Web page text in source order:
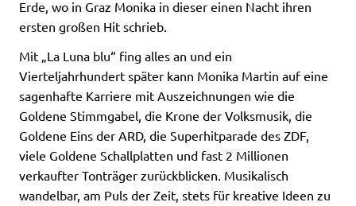
Erde, wo in Graz Monika in dieser einen Nacht ihren
ersten großen Hit schrieb.
Mit „La Luna blu“ fing alles an und ein
Vierteljahrhundert später kann Monika Martin auf eine
sagenhafte Karriere mit Auszeichnungen wie die
Goldene Stimmgabel, die Krone der Volksmusik, die
Goldene Eins der ARD, die Superhitparade des ZDF,
viele Goldene Schallplatten und fast 2 Millionen
verkaufter Tonträger zurückblicken. Musikalisch
wandelbar, am Puls der Zeit, stets für kreative Ideen zu